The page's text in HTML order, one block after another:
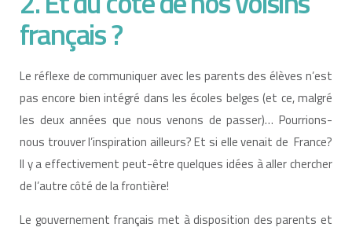
français ?
Le réflexe de communiquer avec les parents des élèves n’est
pas encore bien intégré dans les écoles belges (et ce, malgré
les deux années que nous venons de passer)… Pourrions-
nous trouver l’inspiration ailleurs? Et si elle venait de France?
Il y a effectivement peut-être quelques idées à aller chercher
de l’autre côté de la frontière!
Le gouvernement français met à disposition des parents et